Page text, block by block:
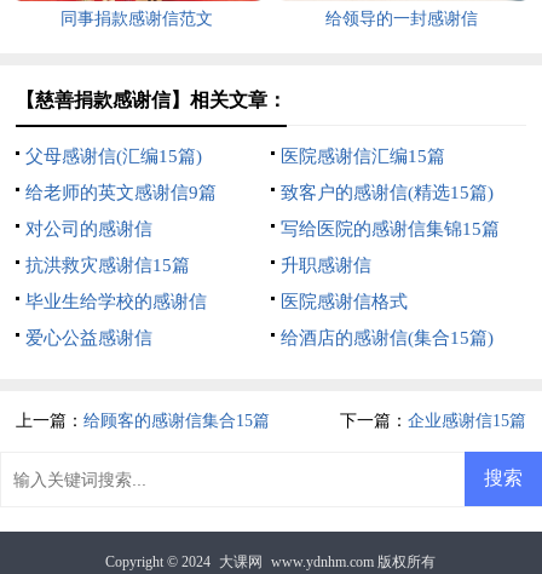
同事捐款感谢信范文 给领导的一封感谢信
【慈善捐款感谢信】相关文章：
父母感谢信(汇编15篇)
医院感谢信汇编15篇
给老师的英文感谢信9篇
致客户的感谢信(精选15篇)
对公司的感谢信
写给医院的感谢信集锦15篇
抗洪救灾感谢信15篇
升职感谢信
毕业生给学校的感谢信
医院感谢信格式
爱心公益感谢信
给酒店的感谢信(集合15篇)
上一篇：给顾客的感谢信集合15篇 下一篇： 企业感谢信15篇
Copyright © 2024 大课网 www.ydnhm.com 版权所有